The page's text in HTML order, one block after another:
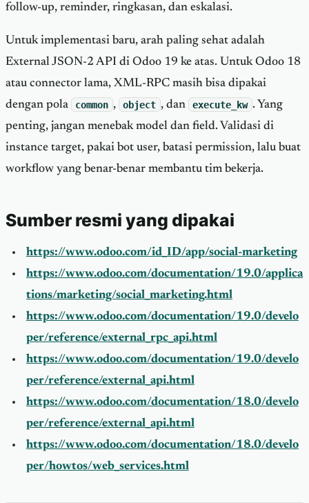
follow-up, reminder, ringkasan, dan eskalasi.
Untuk implementasi baru, arah paling sehat adalah
External JSON-2 API di Odoo 19 ke atas. Untuk Odoo 18
atau connector lama, XML-RPC masih bisa dipakai
dengan pola
common , object , dan execute_kw . Yang
penting, jangan menebak model dan field. Validasi di
instance target, pakai bot user, batasi permission, lalu buat
workflow yang benar-benar membantu tim bekerja.
Sumber resmi yang dipakai
https://www.odoo.com/id_ID/app/social-marketing
https://www.odoo.com/documentation/19.0/applica
tions/marketing/social_marketing.html
https://www.odoo.com/documentation/19.0/develo
per/reference/external_rpc_api.html
https://www.odoo.com/documentation/19.0/develo
per/reference/external_api.html
https://www.odoo.com/documentation/18.0/develo
per/reference/external_api.html
https://www.odoo.com/documentation/18.0/develo
per/howtos/web_services.html